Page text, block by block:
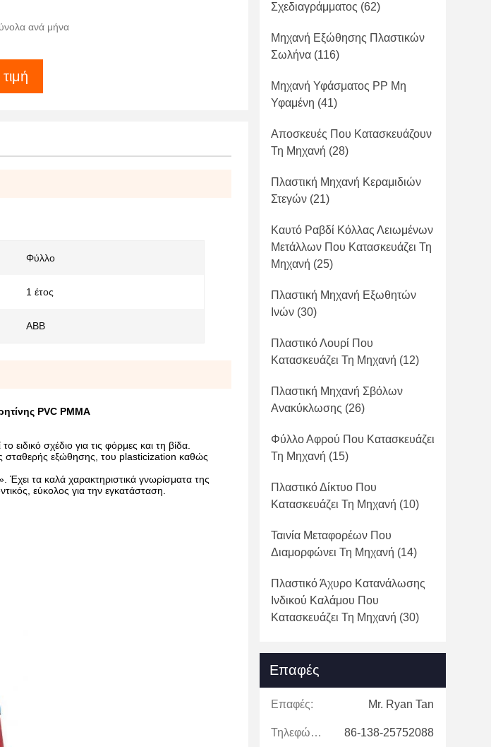
ανά μήνα
Φύλλο
1 έτος
ABB
PVC PMMA
ειδικό σχέδιο για τις φόρμες και τη βίδα.
σταθερής εξώθησης, του plasticization καθώς
Έχει τα καλά χαρακτηριστικά γνωρίσματα της
εύκολος για την εγκατάσταση.
Σχεδιαγράμματος (62)
Μηχανή Εξώθησης Πλαστικών
Σωλήνα (116)
Μηχανή Υφάσματος PP Μη
Υφαμένη (41)
Αποσκευές Που Κατασκευάζουν
Τη Μηχανή (28)
Πλαστική Μηχανή Κεραμιδιών
Στεγών (21)
Καυτό Ραβδί Κόλλας Λειωμένων
Μετάλλων Που Κατασκευάζει Τη
Μηχανή (25)
Πλαστική Μηχανή Εξωθητών
Ινών (30)
Πλαστικό Λουρί Που
Κατασκευάζει Τη Μηχανή (12)
Πλαστική Μηχανή Σβόλων
Ανακύκλωσης (26)
Φύλλο Αφρού Που Κατασκευάζει
Τη Μηχανή (15)
Πλαστικό Δίκτυο Που
Κατασκευάζει Τη Μηχανή (10)
Ταινία Μεταφορέων Που
Διαμορφώνει Τη Μηχανή (14)
Πλαστικό Άχυρο Κατανάλωσης
Ινδικού Καλάμου Που
Κατασκευάζει Τη Μηχανή (30)
Επαφές
Επαφές: Mr. Ryan Tan
Τηλεφώνημα: 86-138-25752088